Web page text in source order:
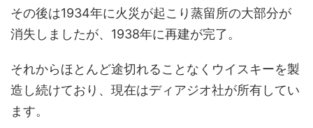
その後は1934年に火災が起こり蒸留所の大部分が
消失しましたが、1938年に再建が完了。
それからほとんど途切れることなくウイスキーを製
造し続けており、現在はディアジオ社が所有してい
ます。